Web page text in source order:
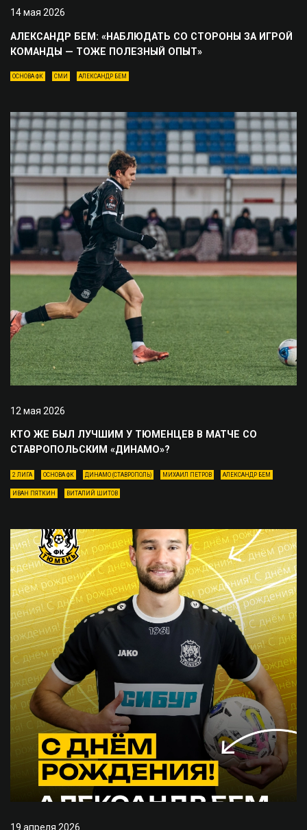
14 мая 2026
АЛЕКСАНДР БЕМ: «НАБЛЮДАТЬ СО СТОРОНЫ ЗА ИГРОЙ
КОМАНДЫ — ТОЖЕ ПОЛЕЗНЫЙ ОПЫТ»
ОСНОВА ФК СМИ АЛЕКСАНДР БЕМ
12 мая 2026
КТО ЖЕ БЫЛ ЛУЧШИМ У ТЮМЕНЦЕВ В МАТЧЕ СО
СТАВРОПОЛЬСКИМ «ДИНАМО»?
2 ЛИГА ОСНОВА ФК ДИНАМО (СТАВРОПОЛЬ) МИХАИЛ ПЕТРОВ АЛЕКСАНДР БЕМ
ИВАН ПЯТКИН ВИТАЛИЙ ШИТОВ
19 апреля 2026